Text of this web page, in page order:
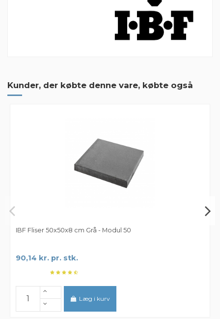
Kunder, der købte denne vare, købte også
IBF Fliser 50x50x8 cm Grå - Modul 50
90,14 kr. pr. stk.
Læg i kurv